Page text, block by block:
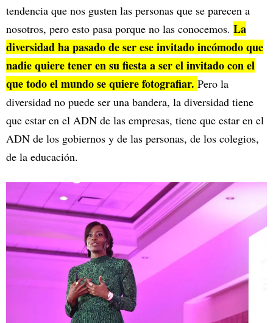
tendencia que nos gusten las personas que se parecen a
nosotros, pero esto pasa porque no las conocemos. La
diversidad ha pasado de ser ese invitado incómodo que
nadie quiere tener en su fiesta a ser el invitado con el
que todo el mundo se quiere fotografiar. Pero la
diversidad no puede ser una bandera, la diversidad tiene
que estar en el ADN de las empresas, tiene que estar en el
ADN de los gobiernos y de las personas, de los colegios,
de la educación.